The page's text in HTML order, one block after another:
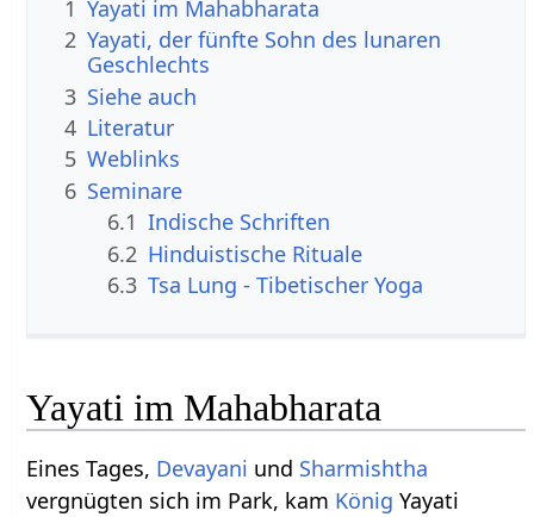
1 Yayati im Mahabharata
2 Yayati, der fünfte Sohn des lunaren
Geschlechts
3 Siehe auch
4 Literatur
5 Weblinks
6 Seminare
6.1 Indische Schriften
6.2 Hinduistische Rituale
6.3 Tsa Lung - Tibetischer Yoga
Yayati im Mahabharata
Eines Tages, Devayani und Sharmishtha
vergnügten sich im Park, kam König Yayati